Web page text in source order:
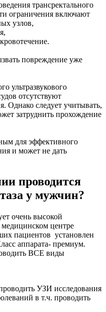
трансректального
ограничения включают
узлов,
повреждение уже
ультразвукового
отсутствуют
Однако следует учитывать,
затруднить прохождение
для эффективного
и может не дать
проводится
у мужчин?
очень высокой
центре
пациентов установлен
аппарата- премиум.
ВСЕ виды
УЗИ исследования
в т.ч. проводить